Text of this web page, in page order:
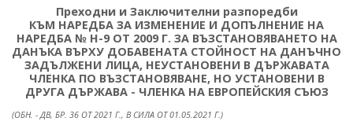
Преходни и Заключителни разпоредби
КЪМ НАРЕДБА ЗА ИЗМЕНЕНИЕ И ДОПЪЛНЕНИЕ НА
НАРЕДБА № Н-9 ОТ 2009 Г. ЗА ВЪЗСТАНОВЯВАНЕТО НА
ДАНЪКА ВЪРХУ ДОБАВЕНАТА СТОЙНОСТ НА ДАНЪЧНО
ЗАДЪЛЖЕНИ ЛИЦА, НЕУСТАНОВЕНИ В ДЪРЖАВАТА
ЧЛЕНКА ПО ВЪЗСТАНОВЯВАНЕ, НО УСТАНОВЕНИ В
ДРУГА ДЪРЖАВА - ЧЛЕНКА НА ЕВРОПЕЙСКИЯ СЪЮЗ
(ОБН. - ДВ, БР. 36 ОТ 2021 Г., В СИЛА ОТ 01.05.2021 Г.)